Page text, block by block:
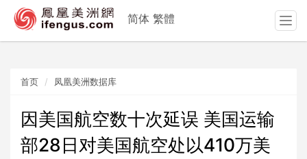
首页 凤凰美洲数据库
因美国航空数十次延误 美国运输
部28日对美国航空处以410万美
简体 繁體
T
o